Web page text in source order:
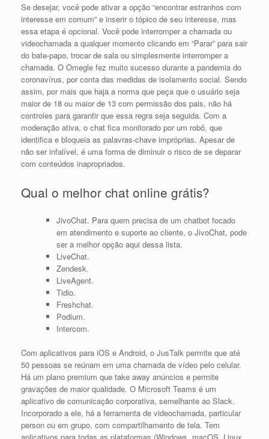
Se desejar, você pode ativar a opção “encontrar estranhos com
interesse em comum” e inserir o tópico de seu interesse, mas
essa etapa é opcional. Você pode interromper a chamada ou
videochamada a qualquer momento clicando em “Parar” para sair
do bate-papo, trocar de sala ou simplesmente interromper a
chamada. O Omegle fez muito sucesso durante a pandemia do
coronavírus, por conta das medidas de isolamento social. Sendo
assim, por mais que haja a norma que peça que o usuário seja
maior de 18 ou maior de 13 com permissão dos pais, não há
controles para garantir que essa regra seja seguida. Com a
moderação ativa, o chat fica monitorado por um robô, que
identifica e bloqueia as palavras-chave impróprias. Apesar de
não ser infalível, é uma forma de diminuir o risco de se deparar
com conteúdos inapropriados.
Qual o melhor chat online grátis?
JivoChat. Para quem precisa de um chatbot focado
em atendimento e suporte ao cliente, o JivoChat, pode
ser a melhor opção aqui dessa lista.
LiveChat.
Zendesk.
LiveAgent.
Tidio.
Freshchat.
Podium.
Intercom.
Com aplicativos para iOS e Android, o JusTalk permite que até
50 pessoas se reúnam em uma chamada de vídeo pelo celular.
Há um plano premium que take away anúncios e permite
gravações de maior qualidade. O Microsoft Teams é um
aplicativo de comunicação corporativa, semelhante ao Slack.
Incorporado a ele, há a ferramenta de videochamada, particular
person ou em grupo, com compartilhamento de tela. Tem